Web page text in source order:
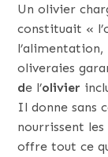
Un olivier
constituait «
l’alimentation,
oliveraies
de l’olivier
Il donne sans
nourrissent
offre tout ce